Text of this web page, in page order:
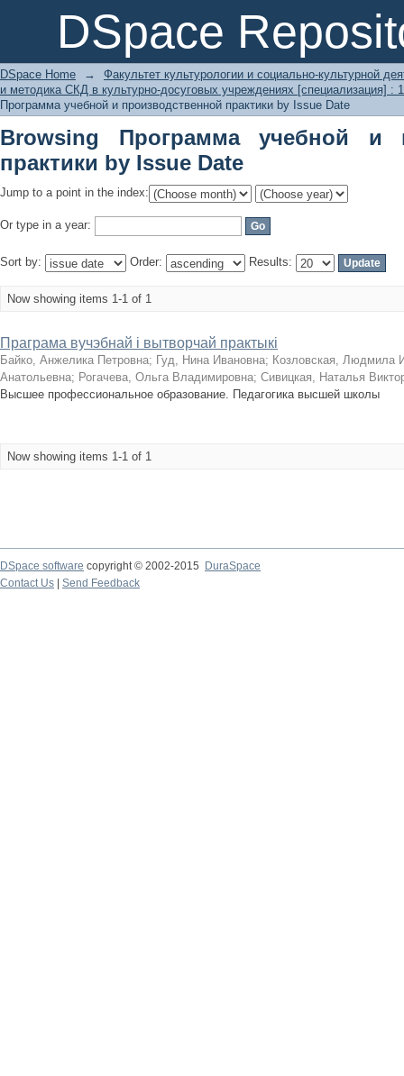
DSpace
Browsing Программа учебной и
DSpace Home →
Факультет культурологии и социально-культурной
и методика СКД в культурно-досуговых учреждениях [специализация] :
Программа учебной и производственной практики by Issue Date
Browsing Программа учебной и
практики by Issue Date
Jump to a point in the index:
Or type in a year:
Sort by: Order: Results:
Now showing items 1-1 of 1
Праграма вучэбнай і вытворчай практыкі
Байко, Анжелика Петровна; Гуд, Нина Ивановна; Козловская, Людмила
Анатольевна; Рогачева, Ольга Владимировна; Сивицкая, Наталья
Высшее профессиональное образование. Педагогика высшей школы
Now showing items 1-1 of 1
DSpace software copyright © 2002-2015
DuraSpace
Contact Us
Send Feedback